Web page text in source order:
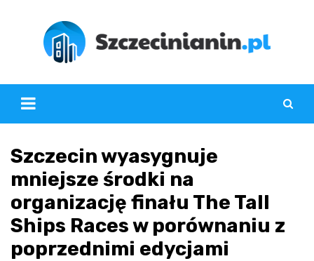
Szczecin wyasygnuje
mniejsze środki na
organizację finału The Tall
Ships Races w porównaniu z
poprzednimi edycjami